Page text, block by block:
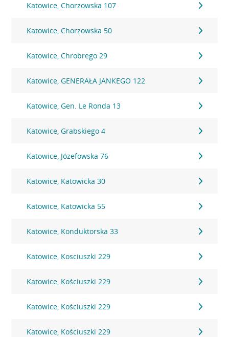
Katowice, Chorzowska 107
Katowice, Chorzowska 50
Katowice, Chrobrego 29
Katowice, GENERAŁA JANKEGO 122
Katowice, Gen. Le Ronda 13
Katowice, Grabskiego 4
Katowice, Józefowska 76
Katowice, Katowicka 30
Katowice, Katowicka 55
Katowice, Konduktorska 33
Katowice, Kosciuszki 229
Katowice, Kościuszki 229
Katowice, Kościuszki 229
Katowice, Kościuszki 229